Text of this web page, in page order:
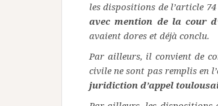
les dispositions de l’article
avec mention de la cour
avaient dores et déjà conclu.
Par ailleurs, il convient de
civile ne sont pas remplis en
juridiction d’appel